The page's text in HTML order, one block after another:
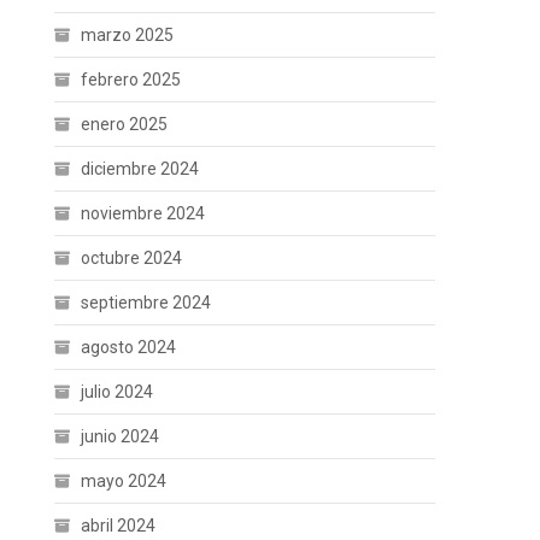
marzo 2025
febrero 2025
enero 2025
diciembre 2024
noviembre 2024
octubre 2024
septiembre 2024
agosto 2024
julio 2024
junio 2024
mayo 2024
abril 2024